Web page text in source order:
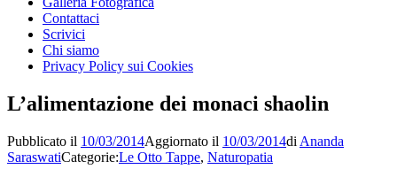
Contattaci
Scrivici
Chi siamo
Privacy Policy sui Cookies
L’alimentazione dei monaci shaolin
Pubblicato il 10/03/2014Aggiornato il 10/03/2014di Ananda
SaraswatiCategorie:Le Otto Tappe, Naturopatia